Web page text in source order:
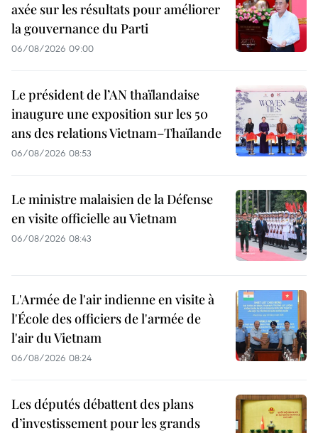
axée sur les résultats pour améliorer
la gouvernance du Parti
06/08/2026 09:00
Le président de l’AN thaïlandaise
inaugure une exposition sur les 50
ans des relations Vietnam–Thaïlande
06/08/2026 08:53
Le ministre malaisien de la Défense
en visite officielle au Vietnam
06/08/2026 08:43
L'Armée de l'air indienne en visite à
l'École des officiers de l'armée de
l'air du Vietnam
06/08/2026 08:24
Les députés débattent des plans
d’investissement pour les grands